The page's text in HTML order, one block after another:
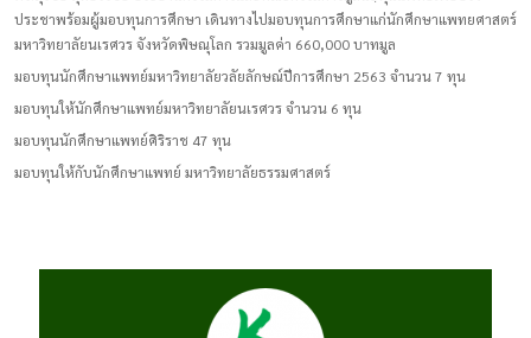
ประชาพร้อมผู้มอบทุนการศึกษา เดินทางไปมอบทุนการศึกษาแก่นักศึกษาแพทยศาสตร์
มหาวิทยาลัยนเรศวร จังหวัดพิษณุโลก รวมมูลค่า 660,000 บาทมูล
มอบทุนนักศึกษาแพทย์มหาวิทยาลัยวลัยลักษณ์ปีการศึกษา 2563 จำนวน 7 ทุน
มอบทุนให้นักศึกษาแพทย์มหาวิทยาลัยนเรศวร จำนวน 6 ทุน
มอบทุนนักศึกษาแพทย์ศิริราช 47 ทุน
มอบทุนให้กับนักศึกษาแพทย์ มหาวิทยาลัยธรรมศาสตร์